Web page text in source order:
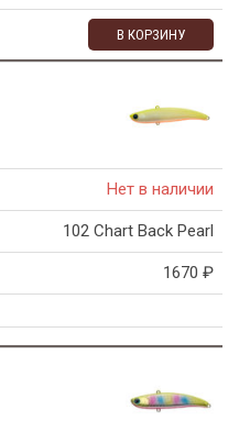
В КОРЗИНУ
Нет в наличии
102 Chart Back Pearl
1670 ₽